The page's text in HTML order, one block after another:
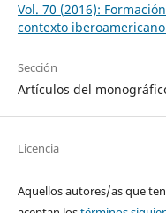
Vol. 70 (2016):
contexto
Sección
Artículos del
Licencia
Aquellos autores/as que